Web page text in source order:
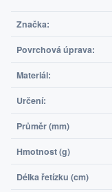
Značka:
Povrchová úprava:
Materiál:
Určení:
Průměr (mm)
Hmotnost (g)
Délka řetízku (cm)